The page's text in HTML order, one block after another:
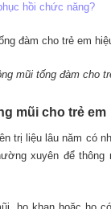
hồi chức năng?
mũi tống đàm cho
mũi cho trẻ em
trị liệu lâu năm có
xuyên để